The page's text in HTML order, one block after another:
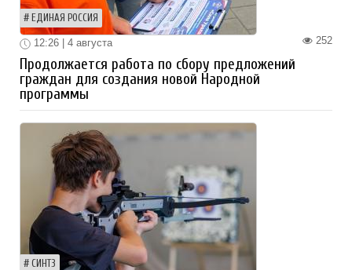
ЕДИНАЯ РОССИЯ
252
12:26 | 4 августа
Продолжается работа по сбору предложений
граждан для создания новой Народной
программы
СИНТЗ